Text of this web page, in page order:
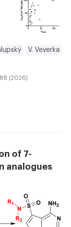
V. Veverka
(2026)
of 7-
analogues